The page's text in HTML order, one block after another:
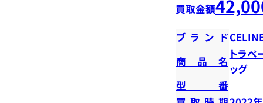
買取金額
ブランド
商品名
トラペ
ッグ
型番